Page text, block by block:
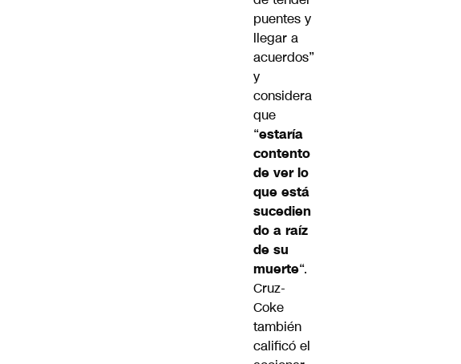
puentes y
llegar a
acuerdos”
y
considera
que
“estaría
contento
de ver lo
que está
sucedien
do a raíz
de su
muerte“.
Cruz-
Coke
también
calificó el